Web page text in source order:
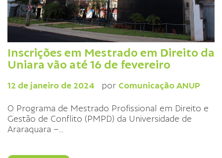
Inscrições em Mestrado em Direito da
Uniara vão até 16 de fevereiro
12 de janeiro de 2024 por Comunicação ANUP
O Programa de Mestrado Profissional em Direito e
Gestão de Conflito (PMPD) da Universidade de
Araraquara –...